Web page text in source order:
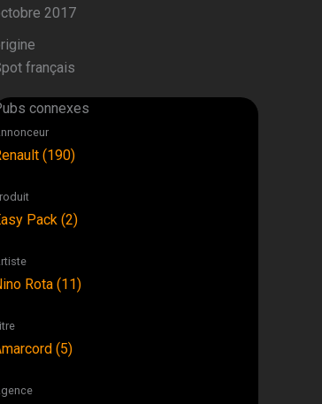
2017
français
connexes
(190)
Pack (2)
Rota (11)
(5)